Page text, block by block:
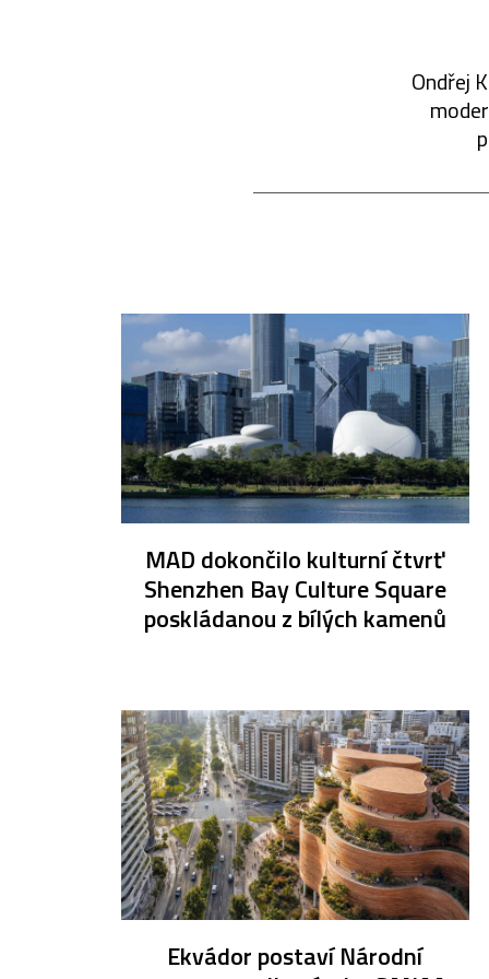
Ondřej
MAD dokončilo kulturní čtvrť
Shenzhen Bay Culture Square
poskládanou z bílých kamenů
Ekvádor postaví Národní